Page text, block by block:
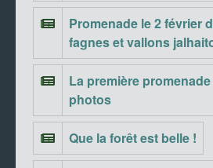
Promenade le 2 février
fagnes et vallons
La première promenade
photos
Que la forêt est belle !